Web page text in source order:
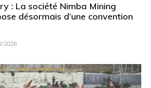
: La société Nimba Mining
désormais d’une convention
2026